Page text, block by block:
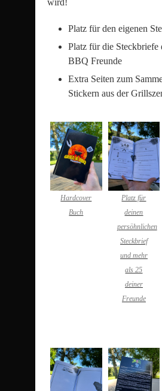
wird!
Platz für den eigenen
Platz für die
BBQ Freunde
Extra Seiten zum
Stickern aus der
Hardcover
Buch
Platz für
deinen
persöhnlichen
Steckbrief
und mehr
als 25
deiner
Freunde